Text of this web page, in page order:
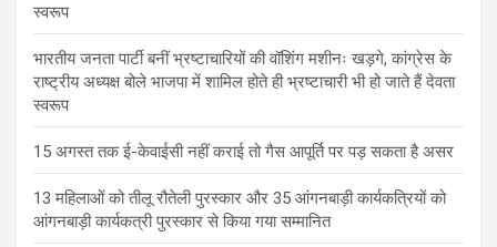
स्वरूप
भारतीय जनता पार्टी बनीं भ्रष्टाचारियों की वॉशिंग मशीनः खड़गे, कांग्रेस के
राष्ट्रीय अध्यक्ष बोले भाजपा में शामिल होते ही भ्रष्टाचारी भी हो जाते हैं देवता
स्वरूप
15 अगस्त तक ई-केवाईसी नहीं कराई तो गैस आपूर्ति पर पड़ सकता है असर
13 महिलाओं को तीलू रौतेली पुरस्कार और 35 आंगनबाड़ी कार्यकत्रियों को
आंगनबाड़ी कार्यकत्री पुरस्कार से किया गया सम्मानित